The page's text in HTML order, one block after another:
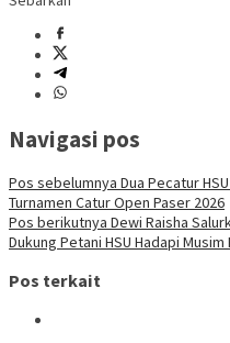
Navigasi pos
Pos sebelumnya Dua Pecatur
Turnamen Catur Open Paser 2026
Pos berikutnya Dewi Raisha
Dukung Petani HSU Hadapi Musim
Pos terkait